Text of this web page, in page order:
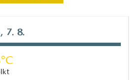
7. 8.